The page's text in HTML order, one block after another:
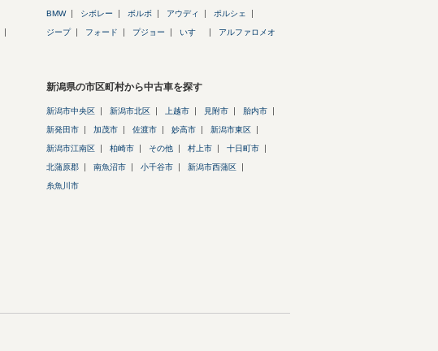
BMW シボレー ボルボ アウディ ポルシェ
ジープ フォード プジョー いすゞ アルファロメオ
新潟県の市区町村から中古車を探す
新潟市中央区 新潟市北区 上越市 見附市 胎内市
新発田市 加茂市 佐渡市 妙高市 新潟市東区
新潟市江南区 柏崎市 その他 村上市 十日町市
北蒲原郡 南魚沼市 小千谷市 新潟市西蒲区
糸魚川市